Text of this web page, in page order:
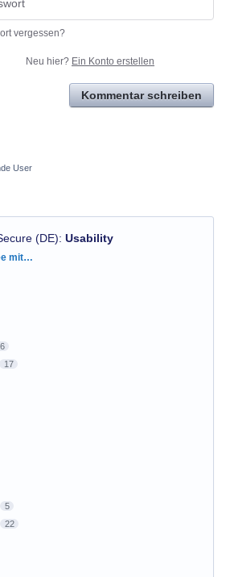
vergessen?
Neu hier? Ein Konto erstellen
Kommentar schreiben
User
(DE): Usability
mit…
6
17
5
22